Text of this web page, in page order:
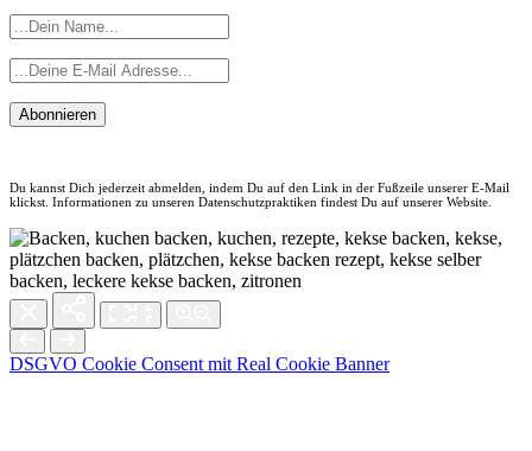
Abonnieren
Du kannst Dich jederzeit abmelden, indem Du auf den Link in der Fußzeile unserer E-Mail
klickst. Informationen zu unseren Datenschutzpraktiken findest Du auf unserer Website.
DSGVO Cookie Consent mit Real Cookie Banner